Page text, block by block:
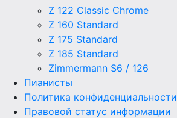
Z 122 Classic Chrome
Z 160 Standard
Z 175 Standard
Z 185 Standard
Zimmermann S6 / 126
Пианисты
Политика конфиденциальности
Правовой статус информации